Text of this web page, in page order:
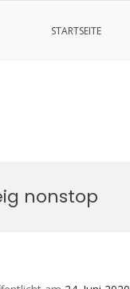
STARTSEITE
nonstop